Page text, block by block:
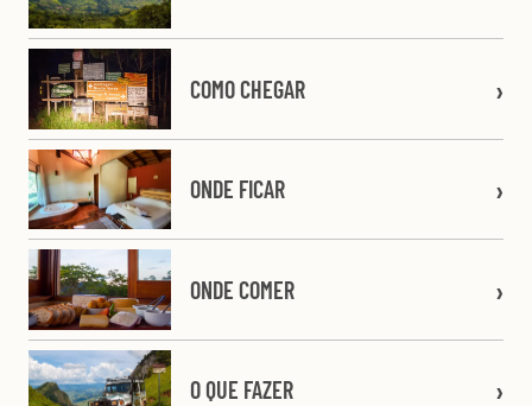
COMO CHEGAR
ONDE FICAR
ONDE COMER
O QUE FAZER